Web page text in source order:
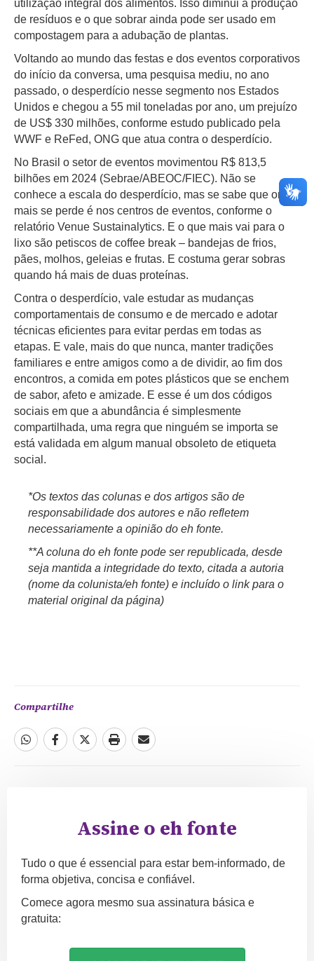
utilização integral dos alimentos. Isso diminui a produção
de resíduos e o que sobrar ainda pode ser usado em
compostagem para a adubação de plantas.
Voltando ao mundo das festas e dos eventos corporativos
do início da conversa, uma pesquisa mediu, no ano
passado, o desperdício nesse segmento nos Estados
Unidos e chegou a 55 mil toneladas por ano, um prejuízo
de US$ 330 milhões, conforme estudo publicado pela
WWF e ReFed, ONG que atua contra o desperdício.
No Brasil o setor de eventos movimentou R$ 813,5
bilhões em 2024 (Sebrae/ABEOC/FIEC). Não se
conhece a escala do desperdício, mas se sabe que onde
mais se perde é nos centros de eventos, conforme o
relatório Venue Sustainalytics. E o que mais vai para o
lixo são petiscos de coffee break – bandejas de frios,
pães, molhos, geleias e frutas. E costuma gerar sobras
quando há mais de duas proteínas.
Contra o desperdício, vale estudar as mudanças
comportamentais de consumo e de mercado e adotar
técnicas eficientes para evitar perdas em todas as
etapas. E vale, mais do que nunca, manter tradições
familiares e entre amigos como a de dividir, ao fim dos
encontros, a comida em potes plásticos que se enchem
de sabor, afeto e amizade. E esse é um dos códigos
sociais em que a abundância é simplesmente
compartilhada, uma regra que ninguém se importa se
está validada em algum manual obsoleto de etiqueta
social.
*Os textos das colunas e dos artigos são de
responsabilidade dos autores e não refletem
necessariamente a opinião do eh fonte.
**A coluna do eh fonte pode ser republicada, desde
seja mantida a integridade do texto, citada a autoria
(nome da colunista/eh fonte) e incluído o link para o
material original da página)
Compartilhe
Assine o eh fonte
Tudo o que é essencial para estar bem-informado, de
forma objetiva, concisa e confiável.
Comece agora mesmo sua assinatura básica e
gratuita: